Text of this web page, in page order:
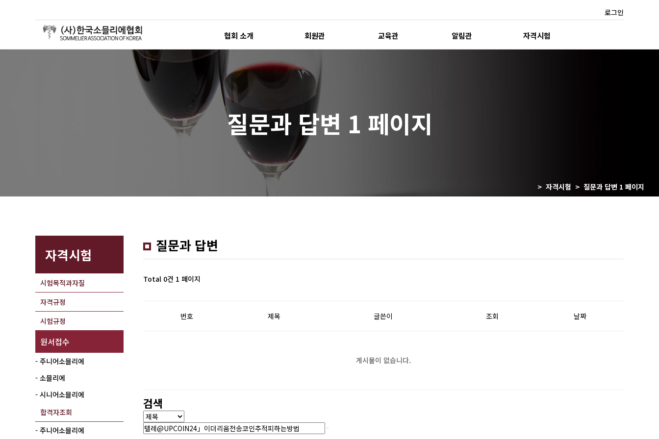
협회 소개 회원관 교육관 알림관 자격시험
로그인
질문과 답변 1 페이지
> 자격시험 > 질문과 답변 1 페이지
자격시험
시험목적과자질
자격규정
시험규정
원서접수
- 주니어소믈리에
- 소믈리에
- 시니어소믈리에
합격자조회
- 주니어소믈리에
질문과 답변
Total 0건 1 페이지
번호 제목 글쓴이 조회 날짜
게시물이 없습니다.
검색